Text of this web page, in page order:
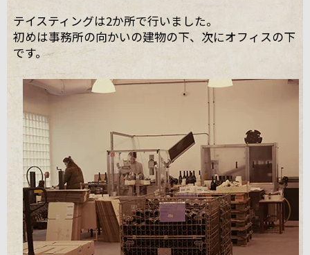
テイスティングは2か所で行いました。
初めは事務所の向かいの建物の下、次にオフィスの下
です。